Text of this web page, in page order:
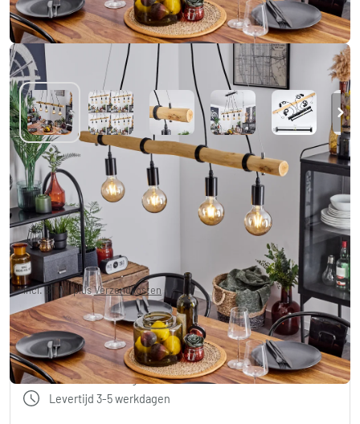
Lantic Hanglamp Natuurlijke kleuren,
Zwart, 4-lichts
-61% € 64,99
Je redt € 105,96 Adviesprijs: € 170,95
incl. BTW., plusVerzendkosten
in winkelwagen
Gratis verzending vanaf 100€ bestelwaarde
Levertijd 3-5 werkdagen